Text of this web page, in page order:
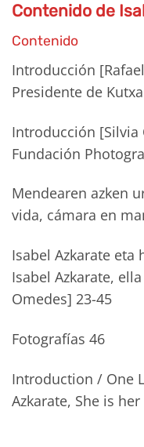
Contenido de
Contenido
Introducción
Presidente de
Introducción [Silvia
Fundación
Mendearen azken
vida, cámara en
Isabel Azkarate eta
Isabel Azkarate,
Omedes] 23-45
Fotografías 46
Introduction / One
Azkarate, She is